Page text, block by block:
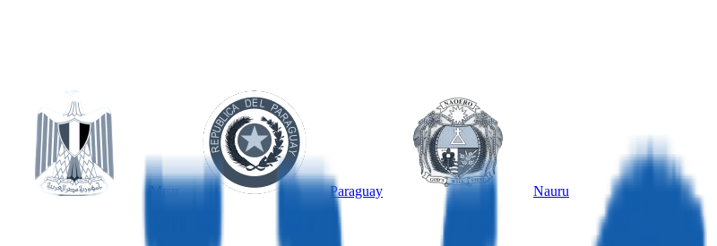
Mısır Paraguay
Nauru